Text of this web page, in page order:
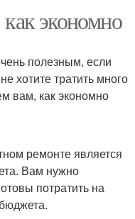
экономно
полезным, если
хотите тратить много
вам, как экономно
ремонте является
Вам нужно
потратить на